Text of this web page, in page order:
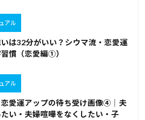
アル
は32分がいい？シウマ流・恋愛運
慣（恋愛編①）
アル
恋愛運アップの待ち受け画像④｜夫
い・夫婦喧嘩をなくしたい・子